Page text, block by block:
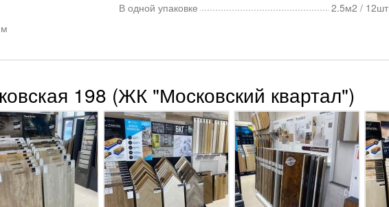
В одной упаковке
2.5м2 / 12шт
198 (ЖК "Московский квартал")